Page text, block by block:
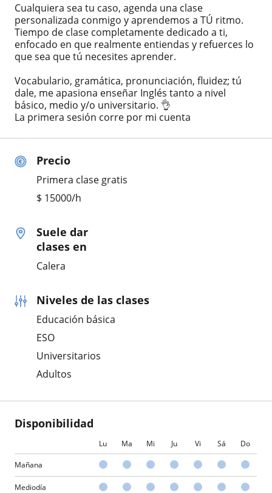
Precio
Primera clase gratis
$ 15000/h
Suele dar
clases en
Calera
Niveles de las clases
Educación básica
ESO
Universitarios
Adultos
Disponibilidad
Lu Ma Mi Ju Vi Sá Do
Mañana
Mediodía
Cualquiera sea tu caso, agenda una clase
personalizada conmigo y aprendemos a TÚ ritmo.
Tiempo de clase completamente dedicado a ti,
enfocado en que realmente entiendas y refuerces lo
que sea que tú necesites aprender.
Vocabulario, gramática, pronunciación, fluidez; tú
dale, me apasiona enseñar Inglés tanto a nivel
básico, medio y/o universitario. 👌
La primera sesión corre por mi cuenta